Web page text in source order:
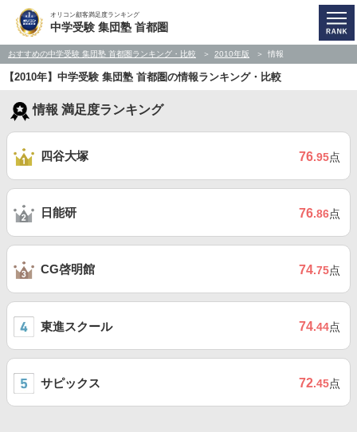
オリコン顧客満足度ランキング
中学受験 集団塾 首都圏
おすすめの中学受験 集団塾 首都圏ランキング・比較 2010年版 情報
【2010年】中学受験 集団塾 首都圏の情報ランキング・比較
情報 満足度ランキング
四谷大塚 76.95点
日能研 76.86点
CG啓明館 74.75点
東進スクール 74.44点
サピックス 72.45点